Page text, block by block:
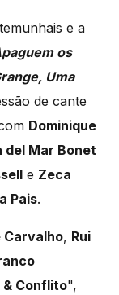
e a
os
Uma
de cante
Dominique
del Mar Bonet
e Zeca
Pais.
Carvalho, Rui
& Conflito",